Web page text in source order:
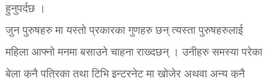
हुनुपर्दछ ।
जुन पुरुषहरु मा यस्तो प्रकारका गुणहरु छन् त्यस्ता पुरुषहरुलाई
महिला आफ्नो मनमा बसाउने चाहना राख्दछन् । उनीहरु समस्या परेका